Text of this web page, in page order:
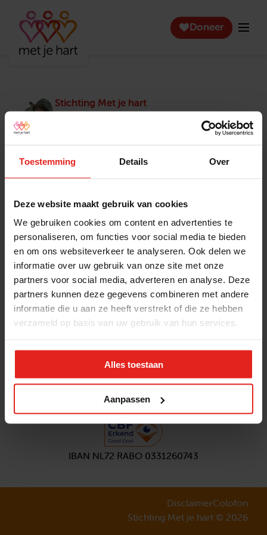
Toestemming Details Over
Deze website maakt gebruik van cookies
We gebruiken cookies om content en advertenties te
personaliseren, om functies voor social media te bieden
en om ons websiteverkeer te analyseren. Ook delen we
informatie over uw gebruik van onze site met onze
partners voor social media, adverteren en analyse. Deze
partners kunnen deze gegevens combineren met andere
informatie die u aan ze heeft verstrekt of die ze hebben
verzameld op basis van uw gebruik van hun services.
Alles toestaan
Aanpassen
Doneer
Stichting Met je hart
Stichting Met je hart laat ouderen die zich
eenzaam voelen weer genieten en inspireert
winnaar van het Appeltje van Oranje.
Actuele vacatures
Pers en media
Jaarverslag 2025
Contact
Klachtenprocedure
Privacyverklaring
Opzeggen
Volg ons
Aanmeldennieuwsbrief
IBAN NL72 RABO 0331260743
DisclaimerColofon
Stichting Met je hart © 2026